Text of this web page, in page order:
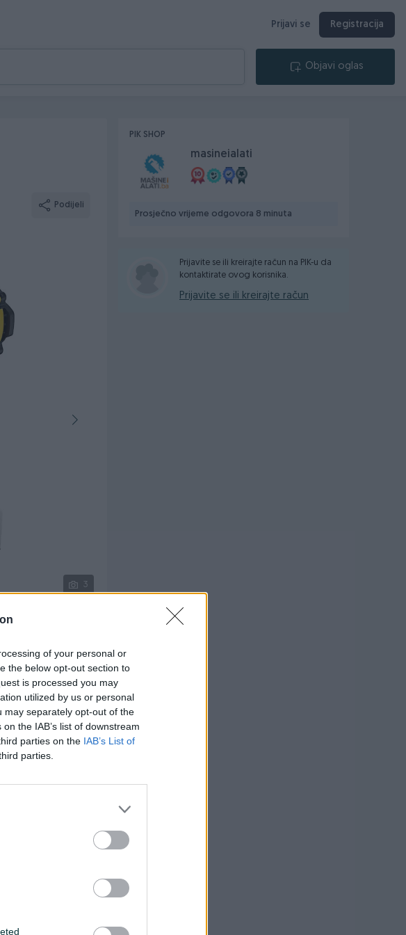
of your personal or
the below opt-out section to
is processed you may
utilized by us or personal
may separately opt-out of the
the IAB’s list of downstream
parties on the IAB’s List of
parties.
Prijavi se Registracija
Objavi oglas
Podijeli
3
PIK SHOP
masineialati
Prosječno vrijeme odgovora 8 minuta
Prijavite se ili kreirajte račun na PIK-u da
kontaktirate ovog korisnika.
Prijavite se ili kreirajte račun